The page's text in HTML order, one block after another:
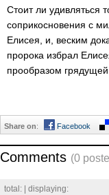
Стоит ли удивляться
соприкосновения с
Елисея, и, веским
пророка избрал
прообразом
Share on: Facebook
Comments (0
total: | displaying: